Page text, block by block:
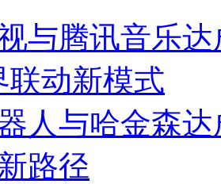
与腾讯音乐
联动新模式
人与哈金森
路径